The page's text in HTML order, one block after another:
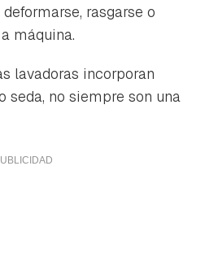
rasgarse o
máquina.
lavadoras incorporan
seda, no siempre son una